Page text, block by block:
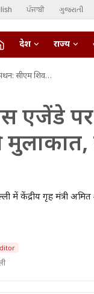
ਪੰਜਾਬੀ ગુજરાતી
देश राज्य
और चीनी उद्योग पर हुई अहम चर्चा
एजेंडे
में केंद्रीय गृह मंत्री
| Verified